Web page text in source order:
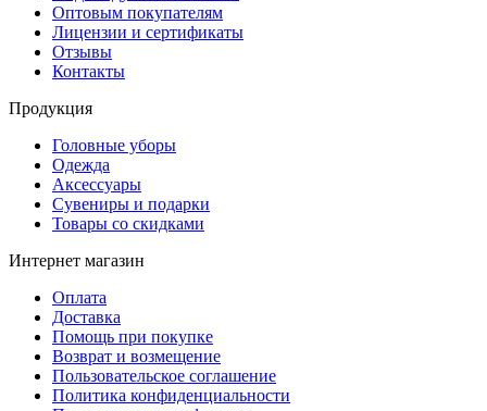
Оптовым покупателям
Лицензии и сертификаты
Отзывы
Контакты
Продукция
Головные уборы
Одежда
Аксессуары
Сувениры и подарки
Товары со скидками
Интернет магазин
Оплата
Доставка
Помощь при покупке
Возврат и возмещение
Пользовательское соглашение
Политика конфиденциальности